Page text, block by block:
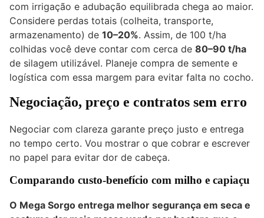
com irrigação e adubação equilibrada chega ao maior.
Considere perdas totais (colheita, transporte,
armazenamento) de 10–20%. Assim, de 100 t/ha
colhidas você deve contar com cerca de 80–90 t/ha
de silagem utilizável. Planeje compra de semente e
logística com essa margem para evitar falta no cocho.
Negociação, preço e contratos sem erro
Negociar com clareza garante preço justo e entrega
no tempo certo. Vou mostrar o que cobrar e escrever
no papel para evitar dor de cabeça.
Comparando custo-benefício com milho e capiaçu
O Mega Sorgo entrega melhor segurança em seca e